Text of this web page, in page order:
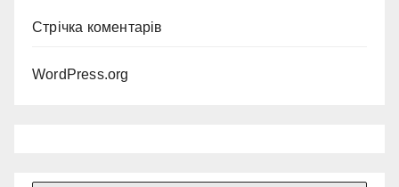
Стрічка коментарів
WordPress.org